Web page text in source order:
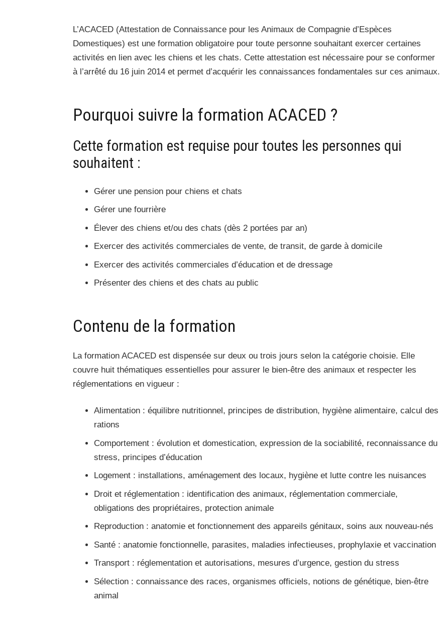
L’ACACED (Attestation de Connaissance pour les Animaux de Compagnie d’Espèces
Domestiques) est une formation obligatoire pour toute personne souhaitant exercer certaines
activités en lien avec les chiens et les chats. Cette attestation est nécessaire pour se conformer
à l’arrêté du 16 juin 2014 et permet d’acquérir les connaissances fondamentales sur ces animaux.
Pourquoi suivre la formation ACACED ?
Cette formation est requise pour toutes les personnes qui
souhaitent :
Gérer une pension pour chiens et chats
Gérer une fourrière
Élever des chiens et/ou des chats (dès 2 portées par an)
Exercer des activités commerciales de vente, de transit, de garde à domicile
Exercer des activités commerciales d’éducation et de dressage
Présenter des chiens et des chats au public
Contenu de la formation
La formation ACACED est dispensée sur deux ou trois jours selon la catégorie choisie. Elle
couvre huit thématiques essentielles pour assurer le bien-être des animaux et respecter les
réglementations en vigueur :
Alimentation : équilibre nutritionnel, principes de distribution, hygiène alimentaire, calcul des
rations
Comportement : évolution et domestication, expression de la sociabilité, reconnaissance du
stress, principes d’éducation
Logement : installations, aménagement des locaux, hygiène et lutte contre les nuisances
Droit et réglementation : identification des animaux, réglementation commerciale,
obligations des propriétaires, protection animale
Reproduction : anatomie et fonctionnement des appareils génitaux, soins aux nouveau-nés
Santé : anatomie fonctionnelle, parasites, maladies infectieuses, prophylaxie et vaccination
Transport : réglementation et autorisations, mesures d’urgence, gestion du stress
Sélection : connaissance des races, organismes officiels, notions de génétique, bien-être
animal